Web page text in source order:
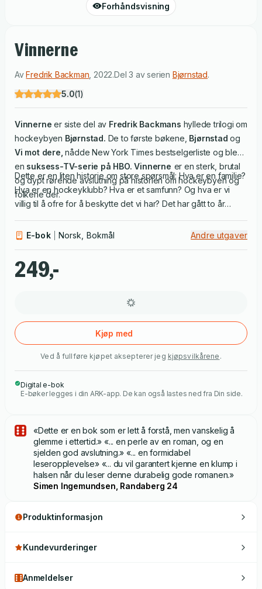
Forhåndsvisning
Vinnerne
AvFredrik Backman 2022.Del 3 av serien Bjørnstad.
5.0(1)
Vinnerneer siste del av Fredrik Backmans hyllede trilogi om
hockeybyen Bjørnstad. De to første bøkene, Bjørnstadog
Vi mot dere, nådde New York Times bestselgerliste og ble
en suksess-TV-serie på HBO. Vinnerne er en sterk, brutal
og dypt rørende avslutning på historien om hockeybyen og
folkene der.
Dette er en liten historie om store spørsmål: Hva er en familie?
Hva er en hockeyklubb? Hva er et samfunn? Og hva er vi
villig til å ofre for å beskytte det vi har? Det har gått to år
å gå videre, men det er noe med denne delen av skogen
hjertet og vold i luften, vi elsker historier med lykkelig slutt,
men innerst inne visste vi alle hvordan det kom til å ende. Det
brann. Noen som har vært lenge borte, er på vei hjem. Noen
noen drømmer om hevn. Noen sover rygg mot rygg med sin
beste venn, noen forsøker å redde ekteskapet sitt og noen
forsøker å redde barna sine. Noen hater, noen slåss, noen tar
et skytevåpen og går mot en ishall.
E-bok Norsk, Bokmål Andre utgaver
249,-
Kjøp med
Ved å fullføre kjøpet aksepterer jeg kjøpsvilkårene .
Digital e-bok
E-bøker legges i din ARK-app. De kan også lastes ned fra Din side.
«Dette er en bok som er lett å forstå, men vanskelig å
glemme i ettertid.» «... en perle av en roman, og en
sjelden god avslutning.» «... en formidabel
leseropplevelse» «... du vil garantert kjenne en klump i
halsen når du leser denne durabelig gode romanen.»
Simen Ingemundsen, Randaberg 24
Produktinformasjon
Kundevurderinger
Anmeldelser